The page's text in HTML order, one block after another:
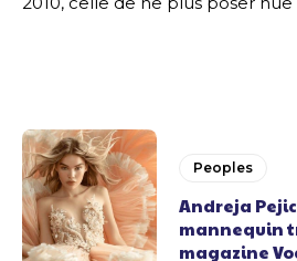
Peoples
Andreja
mannequin
magazine